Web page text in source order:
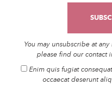
You may unsubscribe at
please find our contact
Enim quis fugiat
occaecat deserunt